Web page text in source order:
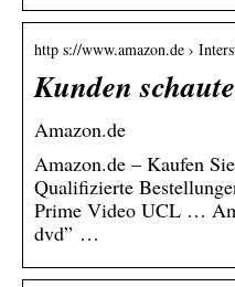
http s://www.amazon.de ›
Kunden
Amazon.de
Amazon.de – Kaufen
Qualifizierte
Prime Video UCL …
dvd” …